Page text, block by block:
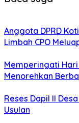
Anggota DPRD
Limbah CPO
Memperingati Hari
Menorehkan
Reses Dapil II
Usulan